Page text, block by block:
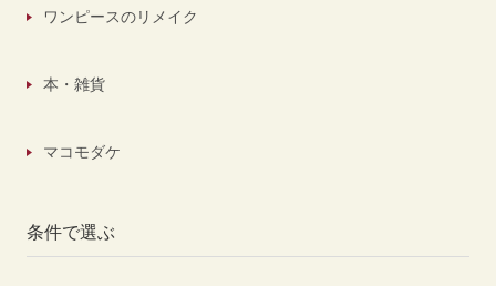
ワンピースのリメイク
本・雑貨
マコモダケ
条件で選ぶ